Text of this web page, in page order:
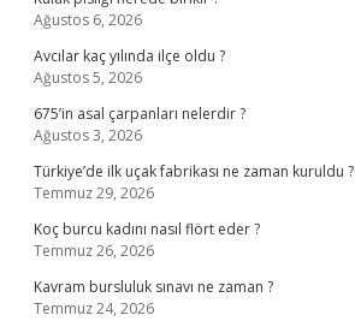
Ağustos 6, 2026
Avcılar kaç yılında ilçe oldu ?
Ağustos 5, 2026
675’in asal çarpanları nelerdir ?
Ağustos 3, 2026
Türkiye’de ilk uçak fabrikası ne zaman kuruldu ?
Temmuz 29, 2026
Koç burcu kadını nasıl flört eder ?
Temmuz 26, 2026
Kavram bursluluk sınavı ne zaman ?
Temmuz 24, 2026